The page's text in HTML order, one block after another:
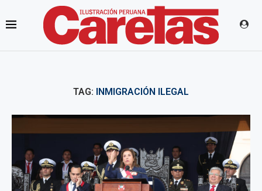
TAG: INMIGRACIÓN ILEGAL